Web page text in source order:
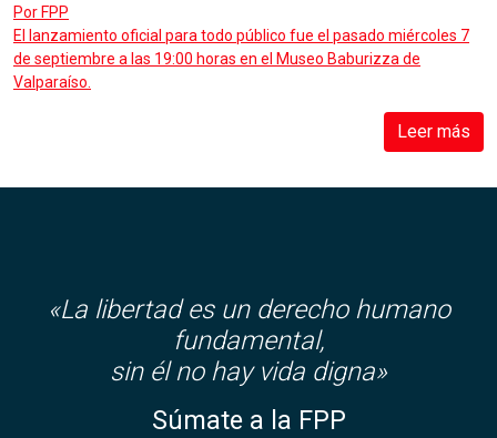
Por FPP
El lanzamiento oficial para todo público fue el pasado miércoles 7
de septiembre a las 19:00 horas en el Museo Baburizza de
Valparaíso.
Leer más
«La libertad es un derecho humano
fundamental,
sin él no hay vida digna»
Súmate a la FPP